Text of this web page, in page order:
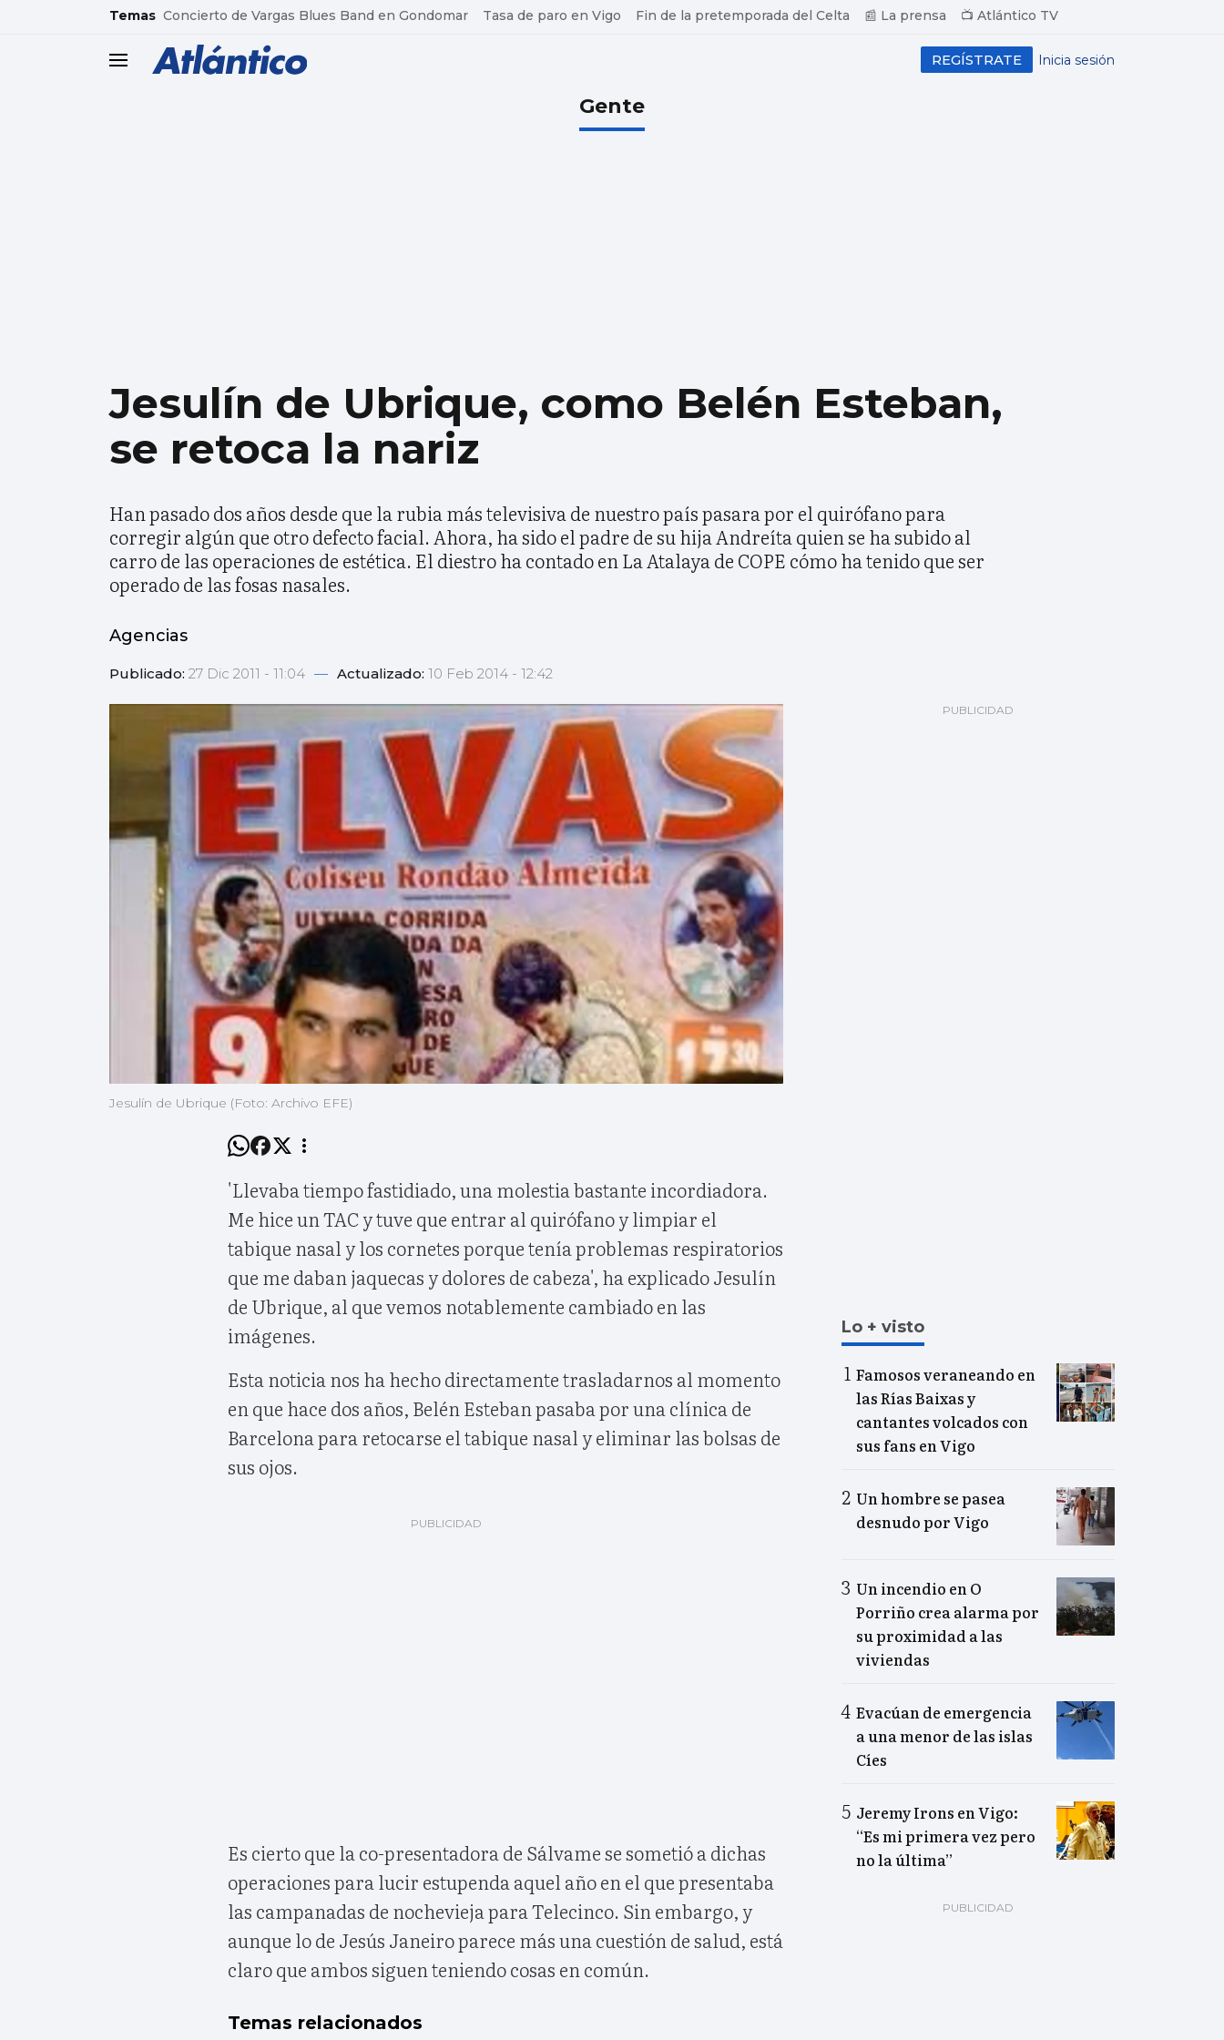
common.go-to-content
Temas Concierto de Vargas Blues Band en Gondomar Tasa de paro en Vigo Fin de la pretemporada del Celta 📰 La prensa 📺 Atlántico TV
header.menu.open Inicia sesión
REGÍSTRATE
Gente
Jesulín de Ubrique, como Belén Esteban,
se retoca la nariz
Han pasado dos años desde que la rubia más televisiva de nuestro país pasara por el quirófano para
corregir algún que otro defecto facial. Ahora, ha sido el padre de su hija Andreíta quien se ha subido al
carro de las operaciones de estética. El diestro ha contado en La Atalaya de COPE cómo ha tenido que ser
operado de las fosas nasales.
Agencias
Publicado: 27 Dic 2011 - 11:04 — Actualizado: 10 Feb 2014 - 12:42
Jesulín de Ubrique (Foto: Archivo EFE)
'Llevaba tiempo fastidiado, una molestia bastante incordiadora.
Me hice un TAC y tuve que entrar al quirófano y limpiar el
tabique nasal y los cornetes porque tenía problemas respiratorios
que me daban jaquecas y dolores de cabeza', ha explicado Jesulín
de Ubrique, al que vemos notablemente cambiado en las
imágenes.
Esta noticia nos ha hecho directamente trasladarnos al momento
en que hace dos años, Belén Esteban pasaba por una clínica de
Barcelona para retocarse el tabique nasal y eliminar las bolsas de
sus ojos.
Es cierto que la co-presentadora de Sálvame se sometió a dichas
operaciones para lucir estupenda aquel año en el que presentaba
las campanadas de nochevieja para Telecinco. Sin embargo, y
aunque lo de Jesús Janeiro parece más una cuestión de salud, está
claro que ambos siguen teniendo cosas en común.
Temas relacionados
Lo + visto
Famosos veraneando en
las Rías Baixas y
cantantes volcados con
sus fans en Vigo
Un hombre se pasea
desnudo por Vigo
Un incendio en O
Porriño crea alarma por
su proximidad a las
viviendas
Evacúan de emergencia
a una menor de las islas
Cíes
Jeremy Irons en Vigo:
“Es mi primera vez pero
no la última”